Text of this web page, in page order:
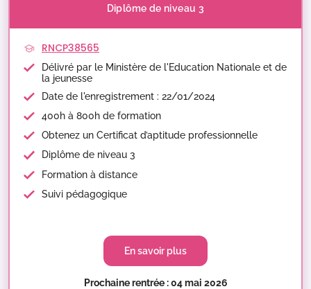
Diplôme de niveau 3
RNCP38565
Délivré par le Ministère de l'Education Nationale et de
la jeunesse
Date de l'enregistrement : 22/01/2024
400h à 800h de formation
Obtenez un Certificat d’aptitude professionnelle
Diplôme de niveau 3
Formation à distance
Suivi pédagogique
En savoir plus
Prochaine rentrée : 04 mai 2026